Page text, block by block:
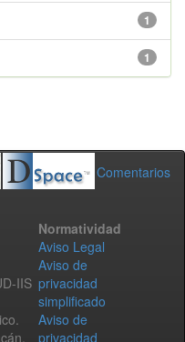
1
1
Comentarios
IIS
Normatividad
Aviso Legal
Aviso de
privacidad
simplificado
Aviso de
privacidad